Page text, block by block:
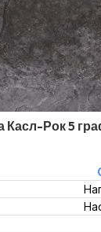
Касл-Рок 5